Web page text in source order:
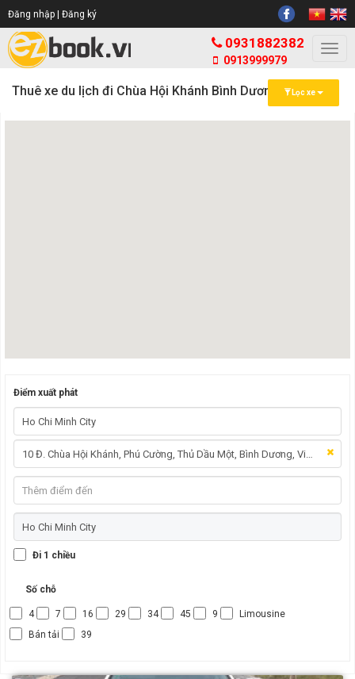
Đăng nhập | Đăng ký
0931882382
0913999979
Thuê xe du lịch đi Chùa Hội Khánh Bình Dương Lọc xe
Điểm xuất phát
Đi 1 chiều
Số chỗ
4 7 16 29 34 45 9
Limousine
Bán tải
39